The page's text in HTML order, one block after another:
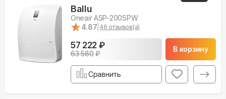
Ballu
Oneair ASP-200SPW
★
★4.87 46 отзывов(а)
57 222 ₽
63 580₽
В корзину
Сравнить